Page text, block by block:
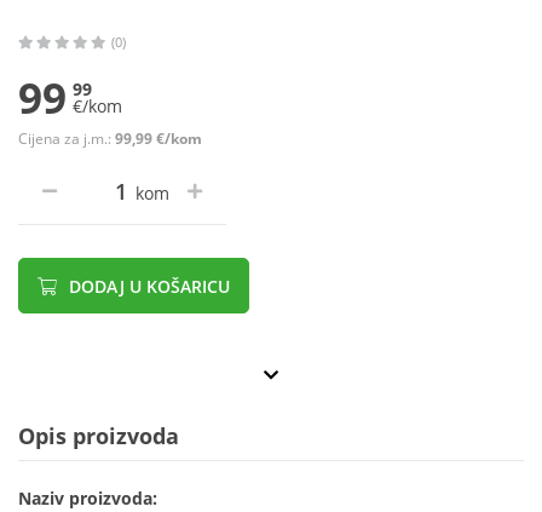
(0)
99 99
€/kom
Cijena za j.m.: 99,99 €/kom
kom
DODAJ U KOŠARICU
Opis proizvoda
Naziv proizvoda: